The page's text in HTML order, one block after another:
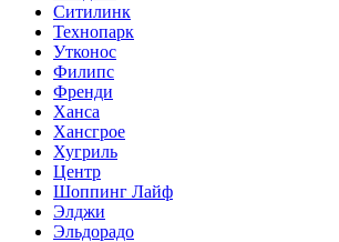
Ситилинк
Технопарк
Утконос
Филипс
Френди
Ханса
Хансгрое
Хугриль
Центр
Шоппинг Лайф
Элджи
Эльдорадо